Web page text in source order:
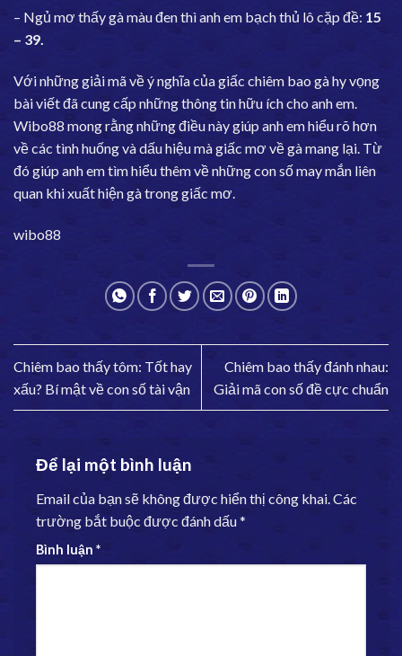
– Ngủ mơ thấy gà màu đen thì anh em bạch thủ lô cặp đề: 15
– 39.
Với những giải mã về ý nghĩa của giấc chiêm bao gà hy vọng
bài viết đã cung cấp những thông tin hữu ích cho anh em.
Wibo88 mong rằng những điều này giúp anh em hiểu rõ hơn
về các tình huống và dấu hiệu mà giấc mơ về gà mang lại. Từ
đó giúp anh em tìm hiểu thêm về những con số may mắn liên
quan khi xuất hiện gà trong giấc mơ.
wibo88
Chiêm bao thấy tôm: Tốt hay
xấu? Bí mật về con số tài vận
Chiêm bao thấy đánh nhau:
Giải mã con số đề cực chuẩn
Để lại một bình luận
Email của bạn sẽ không được hiển thị công khai. Các
trường bắt buộc được đánh dấu*
Bình luận *